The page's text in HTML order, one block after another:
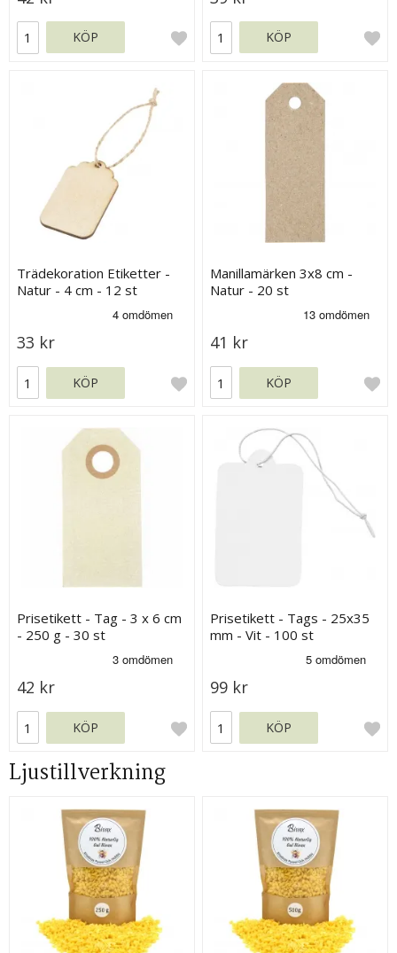
KÖP KÖP
Trädekoration Etiketter -
Natur - 4 cm - 12 st
33 kr
KÖP
Manillamärken 3x8 cm -
Natur - 20 st
41 kr
KÖP
Prisetikett - Tag - 3 x 6 cm
- 250 g - 30 st
42 kr
KÖP
Prisetikett - Tags - 25x35
mm - Vit - 100 st
99 kr
KÖP
Ljustillverkning